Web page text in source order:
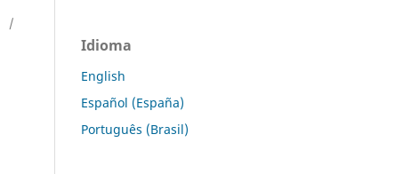
/
Idioma
English
Español (España)
Português (Brasil)